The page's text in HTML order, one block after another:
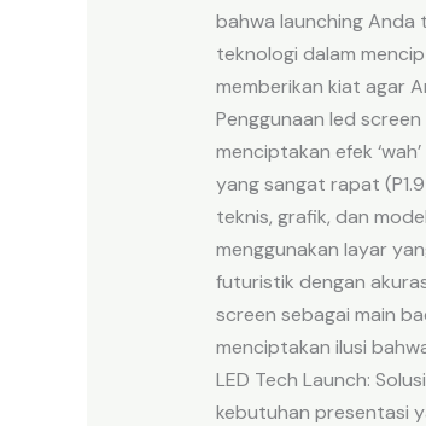
bahwa launching Anda
teknologi dalam
memberikan kiat agar
Penggunaan led
menciptakan efek
yang sangat rapat
teknis, grafik, dan
menggunakan layar
futuristik dengan
screen sebagai main
menciptakan ilusi
LED Tech Launch:
kebutuhan presentasi
dan
Ekspektasi